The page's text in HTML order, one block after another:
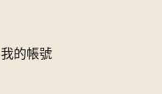
我的帳號